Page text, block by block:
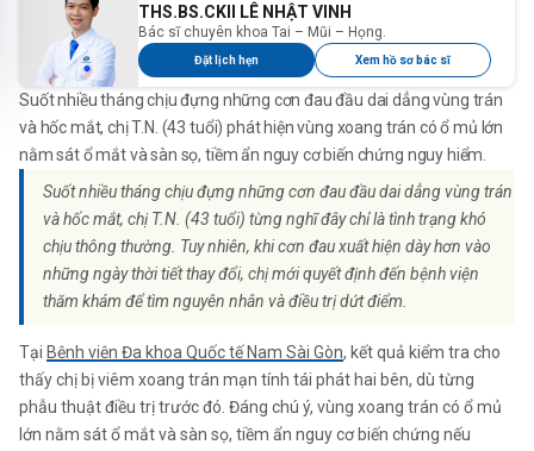
Suốt nhiều tháng chịu đựng những cơn đau đầu dai dẳng vùng trán
và hốc mắt, chị T.N. (43 tuổi) phát hiện vùng xoang trán có ổ mủ lớn
nằm sát ổ mắt và sàn sọ, tiềm ẩn nguy cơ biến chứng nguy hiểm.
THS.BS.CKII LÊ NHẬT VINH
Bác sĩ chuyên khoa Tai – Mũi – Họng.
Đặt lịch hẹn Xem hồ sơ bác sĩ
Suốt nhiều tháng chịu đựng những cơn đau đầu dai dẳng vùng trán
và hốc mắt, chị T.N. (43 tuổi) từng nghĩ đây chỉ là tình trạng khó
chịu thông thường. Tuy nhiên, khi cơn đau xuất hiện dày hơn vào
những ngày thời tiết thay đổi, chị mới quyết định đến bệnh viện
thăm khám để tìm nguyên nhân và điều trị dứt điểm.
Tại Bệnh viện Đa khoa Quốc tế Nam Sài Gòn, kết quả kiểm tra cho
thấy chị bị viêm xoang trán mạn tính tái phát hai bên, dù từng
phẫu thuật điều trị trước đó. Đáng chú ý, vùng xoang trán có ổ mủ
lớn nằm sát ổ mắt và sàn sọ, tiềm ẩn nguy cơ biến chứng nếu